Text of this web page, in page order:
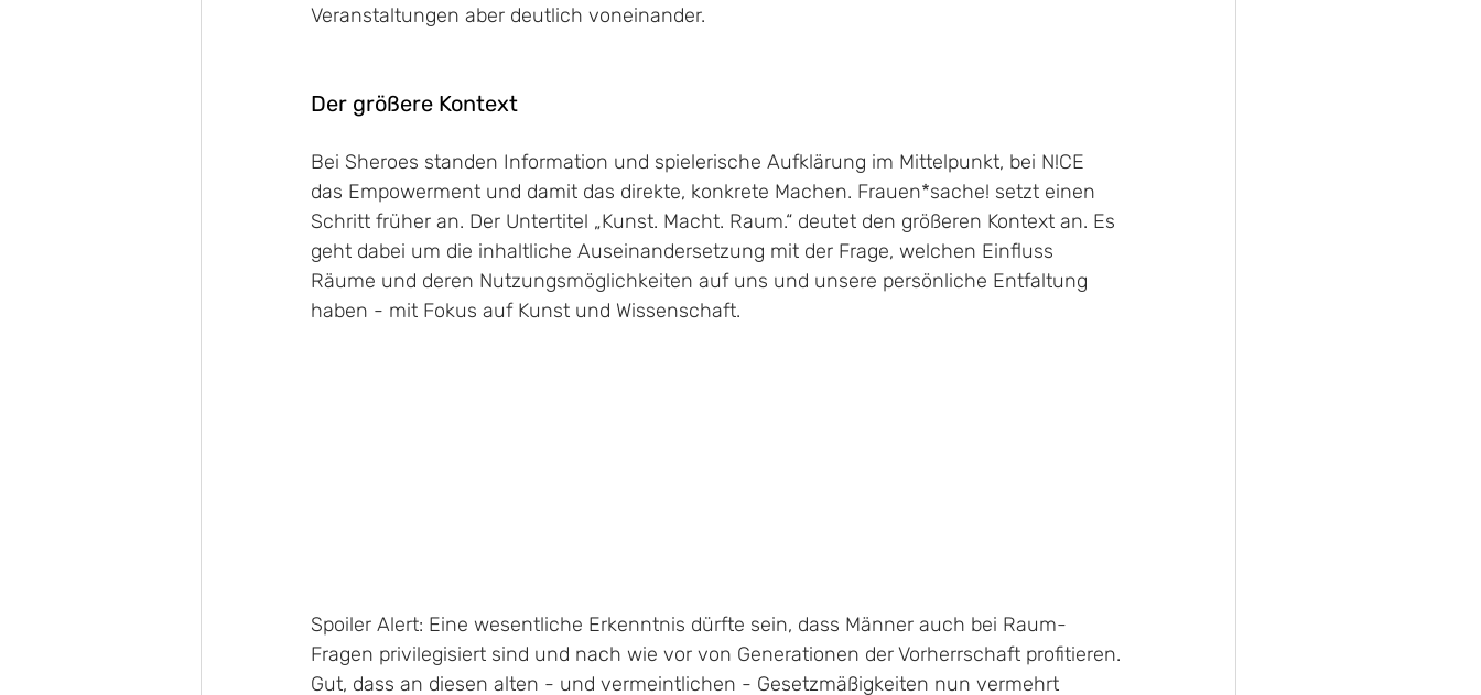
Veranstaltungen aber deutlich voneinander.
Der größere Kontext
Bei Sheroes standen Information und spielerische Aufklärung im Mittelpunkt, bei N!CE
das Empowerment und damit das direkte, konkrete Machen. Frauen*sache! setzt einen
Schritt früher an. Der Untertitel „Kunst. Macht. Raum.“ deutet den größeren Kontext an. Es
geht dabei um die inhaltliche Auseinandersetzung mit der Frage, welchen Einfluss
Räume und deren Nutzungsmöglichkeiten auf uns und unsere persönliche Entfaltung
haben - mit Fokus auf Kunst und Wissenschaft.
Spoiler Alert: Eine wesentliche Erkenntnis dürfte sein, dass Männer auch bei Raum-
Fragen privilegisiert sind und nach wie vor von Generationen der Vorherrschaft profitieren.
Gut, dass an diesen alten - und vermeintlichen - Gesetzmäßigkeiten nun vermehrt